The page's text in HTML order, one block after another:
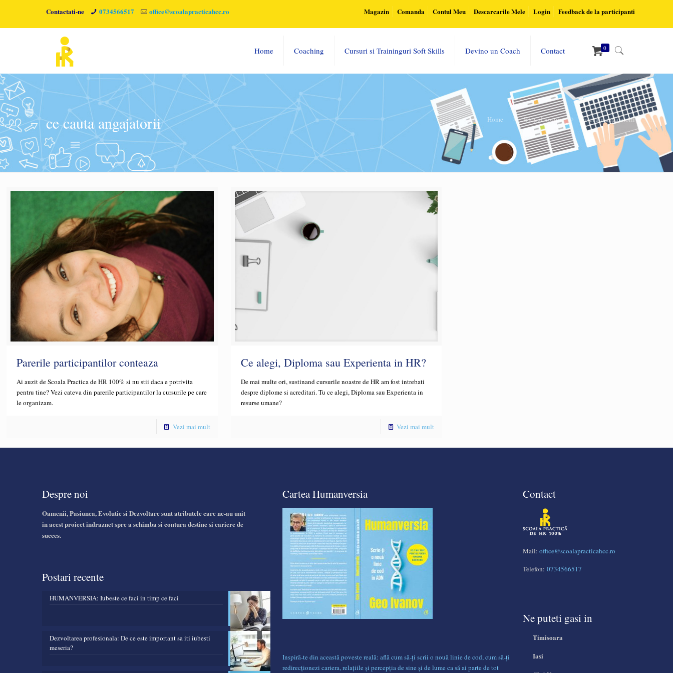
Contactati-ne 0734566517 office@scoalapracticahcc.ro Magazin Comanda Contul Meu Descarcarile Mele Login Feedback de la participanti
Home Coaching Cursuri si Traininguri Soft Skills Devino un Coach Contact 0
ce cauta angajatorii Home Blogul nostru ce cauta angajatorii
Parerile participantilor conteaza
Ai auzit de Scoala Practica de HR 100% si nu stii daca e potrivita
pentru tine? Vezi cateva din parerile participantilor la cursurile pe care
le organizam.
Vezi mai mult
Ce alegi, Diploma sau Experienta in HR?
De mai multe ori, sustinand cursurile noastre de HR am fost intrebati
despre diplome si acreditari. Tu ce alegi, Diploma sau Experienta in
resurse umane?
Vezi mai mult
Despre noi
Oamenii, Pasiunea, Evolutie si Dezvoltare sunt atributele care ne-au unit
in acest proiect indraznet spre a schimba si contura destine si cariere de
succes.
Postari recente
HUMANVERSIA: Iubeste ce faci in timp ce faci
Dezvoltarea profesionala: De ce este important sa iti iubesti
meseria?
Cartea Humanversia
Inspiră-te din această poveste reală: află cum să-ți scrii o nouă linie de cod, cum să-ți
redirecționezi cariera, relațiile și percepția de sine și de lume ca să ai parte de tot
Contact
Mail: office@scoalapracticahcc.ro
Telefon: 0734566517
Ne puteti gasi in
Timisoara
Iasi